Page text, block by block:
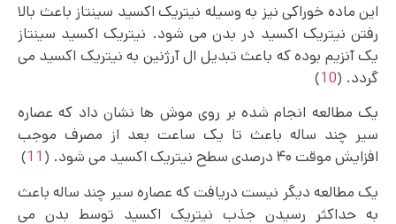
این ماده خوراکی نیز به وسیله نیتریک اکسید سینتاز باعث بالا
رفتن نیتریک اکسید در بدن می شود. نیتریک اکسید سینتاز
یک آنزیم بوده که باعث تبدیل ال آرژنین به نیتریک اکسید می
گردد. (10
)
یک مطالعه انجام شده بر روی موش ها نشان داد که عصاره
سیر چند ساله باعث تا یک ساعت بعد از مصرف موجب
افزایش موقت ۴۰ درصدی سطح نیتریک اکسید می شود. (
11
)
یک مطالعه دیگر نیست دریافت که عصاره سیر چند ساله باعث
به حداکثر رسیدن جذب نیتریک اکسید توسط بدن می